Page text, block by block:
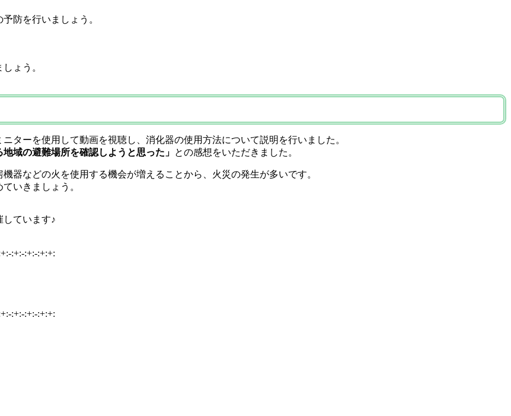
防を行いましょう。
ょう。
ターを使用して動画を視聴し、消化器の使用方法について説明を行いました。
域の避難場所を確認しようと思った」 との感想をいただきました。
器などの火を使用する機会が増えることから、火災の発生が多いです。
いきましょう。
しています♪
:+:-:+:-:+:+:
:+:-:+:-:+:+: